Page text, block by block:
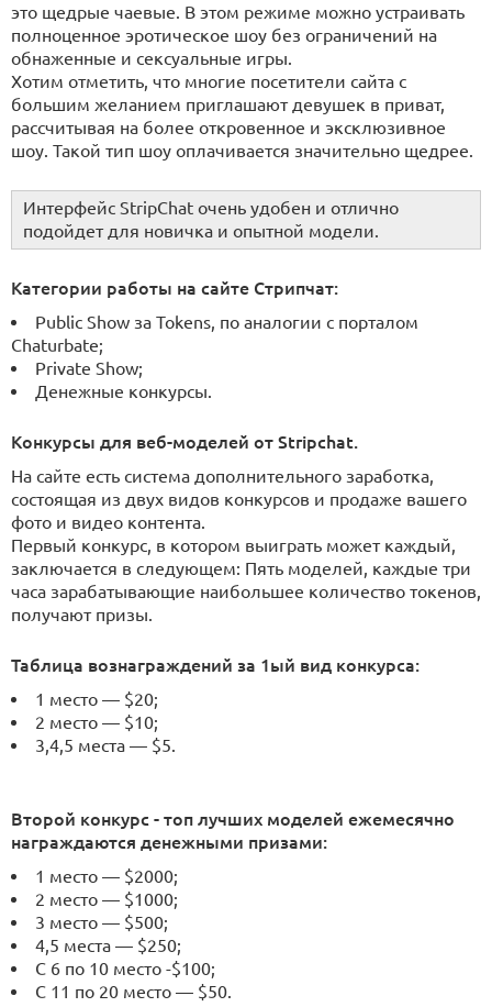
это щедрые чаевые. В этом режиме можно устраивать
полноценное эротическое шоу без ограничений на
обнаженные и сексуальные игры.
Хотим отметить, что многие посетители сайта с
большим желанием приглашают девушек в приват,
рассчитывая на более откровенное и эксклюзивное
шоу. Такой тип шоу оплачивается значительно щедрее.
Интерфейс StripChat очень удобен и отлично
подойдет для новичка и опытной модели.
Категории работы на сайте Стрипчат:
Public Show за Tokens, по аналогии с порталом
Chaturbate;
Private Show;
Денежные конкурсы.
Конкурсы для веб-моделей от Stripchat.
На сайте есть система дополнительного заработка,
состоящая из двух видов конкурсов и продаже вашего
фото и видео контента.
Первый конкурс, в котором выиграть может каждый,
заключается в следующем: Пять моделей, каждые три
часа зарабатывающие наибольшее количество токенов,
получают призы.
Таблица вознаграждений за 1ый вид конкурса:
1 место — $20;
2 место — $10;
3,4,5 места — $5.
Второй конкурс - топ лучших моделей ежемесячно
награждаются денежными призами:
1 место — $2000;
2 место — $1000;
3 место — $500;
4,5 места — $250;
С 6 по 10 место -$100;
С 11 по 20 место — $50.